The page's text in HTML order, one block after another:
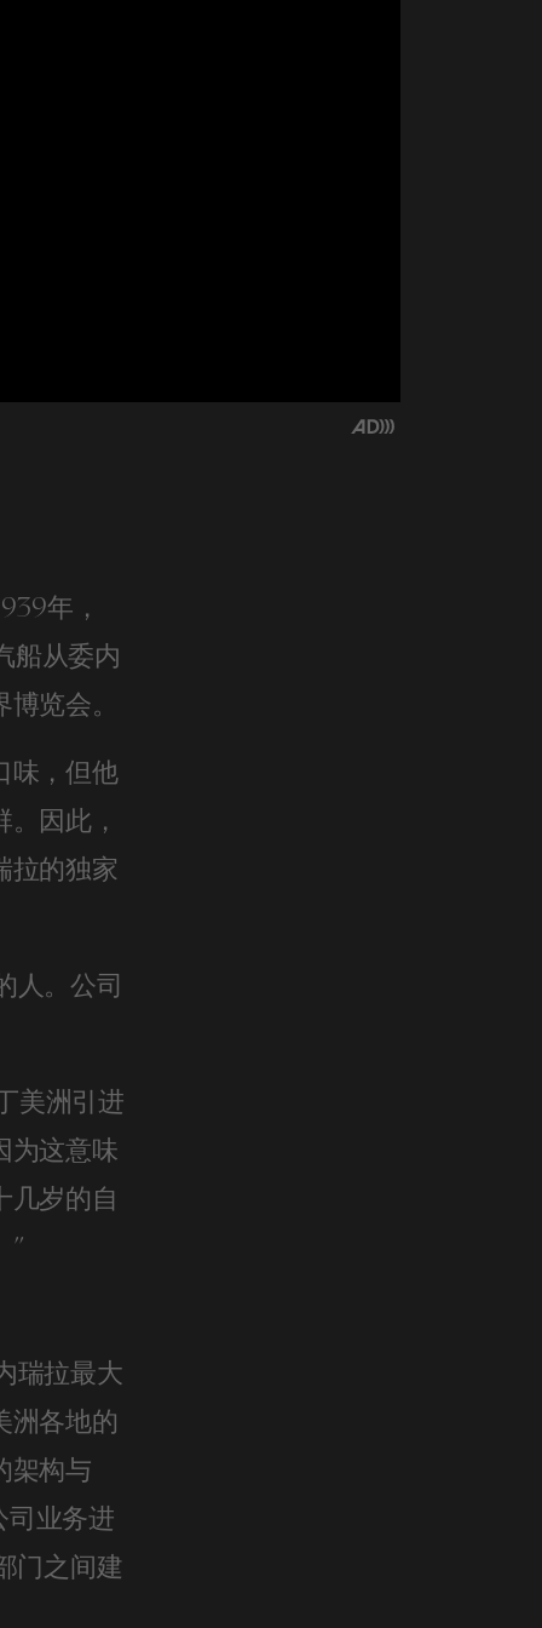
年，
船从委内
览会。
味，但他
因此，
拉的独家
人。公司
美洲引进
为这意味
几岁的自
”
瑞拉最大
洲各地的
架构与
业务进
门之间建